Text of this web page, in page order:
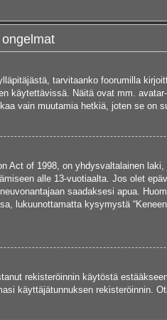
tarvitaanko foorumilla
käytettävissä. Näitä ovat mm.
vain muutamia hetkiä, joten se on
Act of 1998, on yhdysvaltalainen
alle 13-vuotiaalta. Jos olet
saadaksesi apua.
lukuunottamatta kysymystä
rekisteröinnin käytöstä
käyttäjätunnuksen rekisteröinnin.